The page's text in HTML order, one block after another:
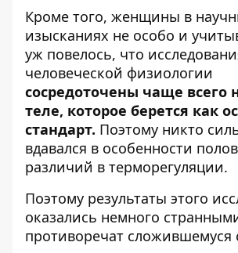
Кроме того, женщины в
изысканиях не особо и
уж повелось, что
человеческой физиологии
сосредоточены чаще всего
теле, которое берется как
стандарт. Поэтому никто
вдавался в особенности
различий в терморегуляции.
Поэтому результаты этого
оказались немного
противоречат сложившемуся